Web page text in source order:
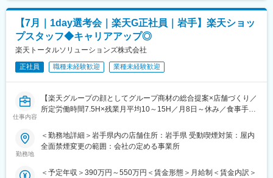
・PRDの作成、ユーザストーリーの作成、要求定義
・マイルストーンの設定や開発イベントへの参加、運営
・チームメンバーの進捗状況を上位層にレポートし、適宜業務改
善
・成果物の確認、マニュアル作成、本番業務への導入
・開発チームのチームビルディング・開発物の品質管理
・BPとのコミュニケーションや計画策定、納品物の受け入れ
・リリースに向けた運用テストの計画、実施、レポーティング
■配属先：
■開発環境：
【7月｜1day選考会｜楽天G正社員｜岩手】楽天ショッ
プスタッフ◆キャリアアップ◎
楽天トータルソリューションズ株式会社
正社員 職種未経験歓迎 業種未経験歓迎
仕事内容
【楽天グループの顔としてグループ商材の総合提案×店舗づくり／
所定労働時間7.5H×残業月平均10～15H／月8日～休み／食事手当
楽天モバイルショップに来店されるお客様へ、スマートフォン・
料金プラン・楽天カード・楽天市場・楽天ポイントなど、楽天経
活をより豊かにするトータルサポートを行うポジションです。
勤務地
＜勤務地詳細＞岩手県内の店舗住所：岩手県 受動喫煙対策：屋内
全面禁煙変更の範囲：会社の定める事業所
＜予定年収＞390万円～550万円＜賃金形態＞月給制＜賃金内訳＞